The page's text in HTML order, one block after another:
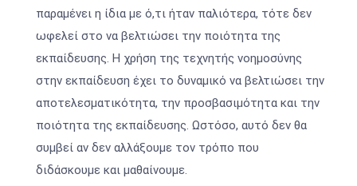
παραμένει η ίδια με ό,τι ήταν παλιότερα, τότε δεν
ωφελεί στο να βελτιώσει την ποιότητα της
εκπαίδευσης. Η χρήση της τεχνητής νοημοσύνης
στην εκπαίδευση έχει το δυναμικό να βελτιώσει την
αποτελεσματικότητα, την προσβασιμότητα και την
ποιότητα της εκπαίδευσης. Ωστόσο, αυτό δεν θα
συμβεί αν δεν αλλάξουμε τον τρόπο που
διδάσκουμε και μαθαίνουμε.